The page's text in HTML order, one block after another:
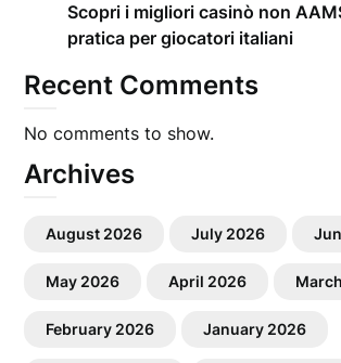
Scopri i migliori casinò non
pratica per giocatori italiani
Recent Comments
No comments to show.
Archives
August 2026 July 2026
May 2026 April 2026
February 2026 January 2026